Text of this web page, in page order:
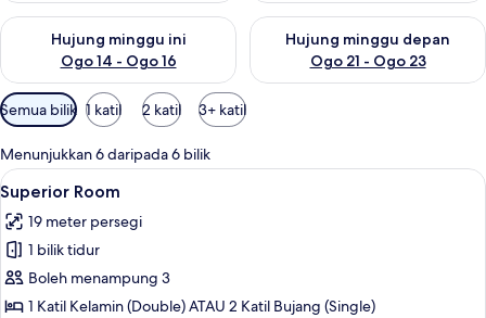
Hujung minggu ini
Ogo 14 - Ogo 16
Semak ketersediaan untuk hujung minggu ini Ogo 14 - Ogo 16
Hujung minggu depan
Ogo 21 - Ogo 23
Semak ketersediaan untuk
Penapis
yang
tersedia
untuk
bilik
Semua bilik 1 katil 2 katil 3+ katil
Menunjukkan 6 daripada 6 bilik
Lihat
semua
foto
untuk
Superior
Room
9
Superior Room
19 meter persegi
1 bilik tidur
Boleh menampung 3
1 Katil Kelamin (Double) ATAU 2 Katil Bujang (Single)